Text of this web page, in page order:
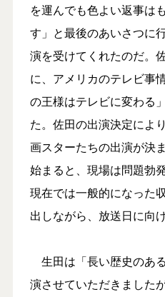
を運んでも色よい返事は
す」と最後のあいさつに
演を受けてくれたのだ。
に、アメリカのテレビ事
の王様はテレビに変わる
た。佐田の出演決定によ
画スターたちの出演が決
始まると、現場は問題勃
現在では一般的になった
出しながら、放送日に向
生田は「長い歴史のあ
演させていただきました